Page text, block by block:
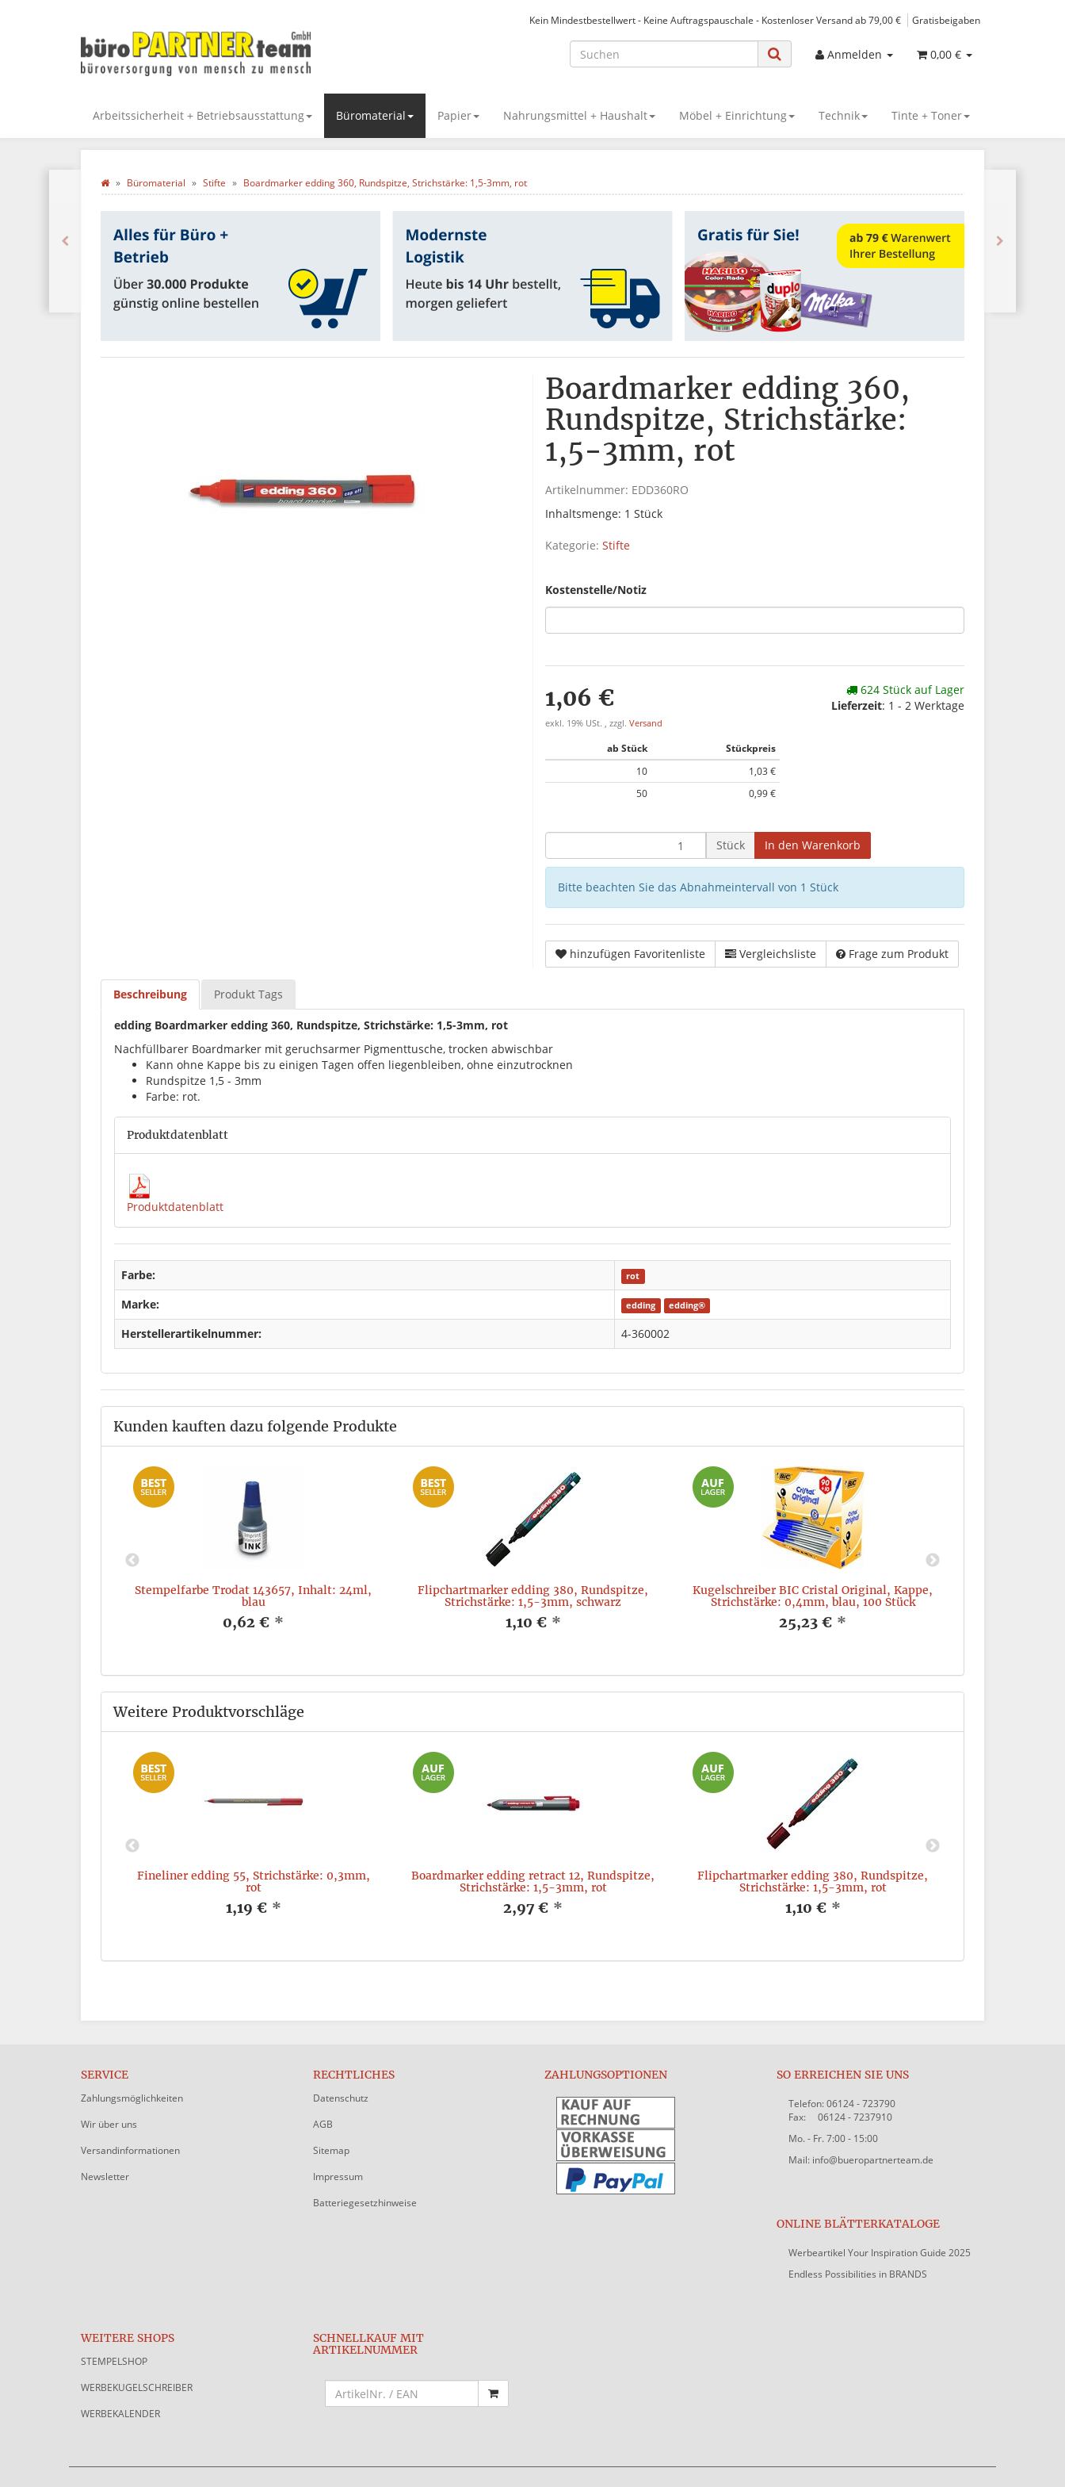
Kein Mindestbestellwert - Keine Auftragspauschale - Kostenloser Versand ab 79,00 € Gratisbeigaben
Anmelden 0,00 €
Arbeitssicherheit + Betriebsausstattung Büromaterial Papier Nahrungsmittel + Haushalt Möbel + Einrichtung Technik Tinte + Toner
Büromaterial Stifte Boardmarker edding 360, Rundspitze, Strichstärke: 1,5-3mm, rot
Boardmarker edding 360,
Rundspitze, Strichstärke:
1,5-3mm, rot
Artikelnummer: EDD360RO
Inhaltsmenge: 1 Stück
Kategorie: Stifte
Kostenstelle/Notiz
1,06 €
exkl. 19% USt. , zzgl. Versand
ab Stück
Stückpreis
10
1,03 €
50
0,99 €
624 Stück auf Lager
Lieferzeit: 1 - 2 Werktage
Stück In den Warenkorb
Bitte beachten Sie das Abnahmeintervall von 1 Stück
hinzufügen Favoritenliste Vergleichsliste Frage zum Produkt
Beschreibung Produkt Tags
edding Boardmarker edding 360, Rundspitze, Strichstärke: 1,5-3mm, rot
Nachfüllbarer Boardmarker mit geruchsarmer Pigmenttusche, trocken abwischbar
Kann ohne Kappe bis zu einigen Tagen offen liegenbleiben, ohne einzutrocknen
Rundspitze 1,5 - 3mm
Farbe: rot.
Produktdatenblatt
Produktdatenblatt
Farbe: rot
Marke: edding edding®
Herstellerartikelnummer: 4-360002
Kunden kauften dazu folgende Produkte
Stempelfarbe Trodat 143657, Inhalt: 24ml,
blau
0,62 € *
Flipchartmarker edding 380, Rundspitze,
Strichstärke: 1,5-3mm, schwarz
1,10 € *
Kugelschreiber BIC Cristal Original, Kappe,
Strichstärke: 0,4mm, blau, 100 Stück
25,23 € *
Weitere Produktvorschläge
Fineliner edding 55, Strichstärke: 0,3mm,
rot
1,19 € *
Boardmarker edding retract 12, Rundspitze,
Strichstärke: 1,5-3mm, rot
2,97 € *
Flipchartmarker edding 380, Rundspitze,
Strichstärke: 1,5-3mm, rot
1,10 € *
SERVICE
Zahlungsmöglichkeiten
Wir über uns
Versandinformationen
Newsletter
RECHTLICHES
Datenschutz
AGB
Sitemap
Impressum
Batteriegesetzhinweise
ZAHLUNGSOPTIONEN SO ERREICHEN SIE UNS
Telefon: 06124 - 723790
Fax: 06124 - 7237910
Mo. - Fr. 7:00 - 15:00
Mail: info@bueropartnerteam.de
ONLINE BLÄTTERKATALOGE
Werbeartikel Your Inspiration Guide 2025
Endless Possibilities in BRANDS
WEITERE SHOPS
STEMPELSHOP
WERBEKUGELSCHREIBER
WERBEKALENDER
SCHNELLKAUF MIT
ARTIKELNUMMER